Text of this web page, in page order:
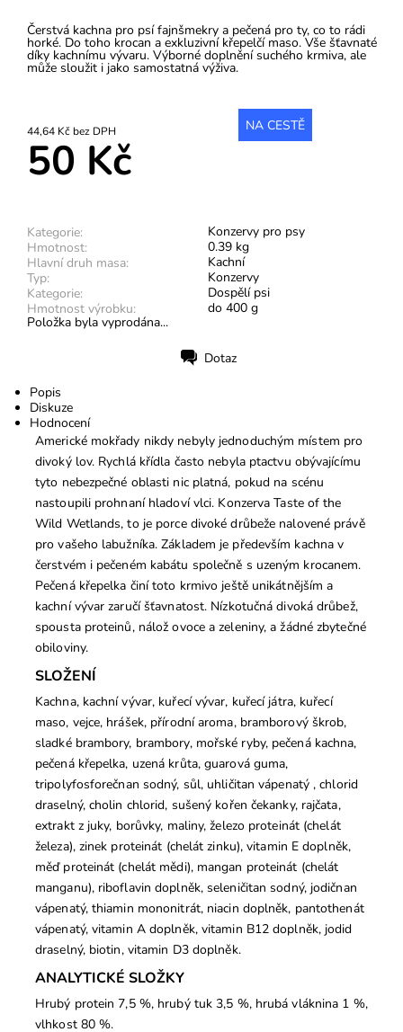
Čerstvá kachna pro psí fajnšmekry a pečená pro ty, co to rádi
horké. Do toho krocan a exkluzivní křepelčí maso. Vše šťavnaté
díky kachnímu vývaru. Výborné doplnění suchého krmiva, ale
může sloužit i jako samostatná výživa.
44,64 Kč bez DPH NA CESTĚ
50 Kč
Kategorie:
Konzervy pro psy
Hmotnost:
0.39 kg
Hlavní druh masa:
Kachní
Typ:
Konzervy
Kategorie:
Dospělí psi
Hmotnost výrobku:
do 400 g
Položka byla vyprodána...
Dotaz
Popis
Diskuze
Hodnocení
Americké mokřady nikdy nebyly jednoduchým místem pro
divoký lov. Rychlá křídla často nebyla ptactvu obývajícímu
tyto nebezpečné oblasti nic platná, pokud na scénu
nastoupili prohnaní hladoví vlci. Konzerva Taste of the
Wild Wetlands, to je porce divoké drůbeže nalovené právě
pro vašeho labužníka. Základem je především kachna v
čerstvém i pečeném kabátu společně s uzeným krocanem.
Pečená křepelka činí toto krmivo ještě unikátnějším a
kachní vývar zaručí šťavnatost. Nízkotučná divoká drůbež,
spousta proteinů, nálož ovoce a zeleniny, a žádné zbytečné
obiloviny.
SLOŽENÍ
Kachna, kachní vývar, kuřecí vývar, kuřecí játra, kuřecí
maso, vejce, hrášek, přírodní aroma, bramborový škrob,
sladké brambory, brambory, mořské ryby, pečená kachna,
pečená křepelka, uzená krůta, guarová guma,
tripolyfosforečnan sodný, sůl, uhličitan vápenatý , chlorid
draselný, cholin chlorid, sušený kořen čekanky, rajčata,
extrakt z juky, borůvky, maliny, železo proteinát (chelát
železa), zinek proteinát (chelát zinku), vitamin E doplněk,
měď proteinát (chelát mědi), mangan proteinát (chelát
manganu), riboflavin doplněk, seleničitan sodný, jodičnan
vápenatý, thiamin mononitrát, niacin doplněk, pantothenát
vápenatý, vitamin A doplněk, vitamin B12 doplněk, jodid
draselný, biotin, vitamin D3 doplněk.
ANALYTICKÉ SLOŽKY
Hrubý protein 7,5 %, hrubý tuk 3,5 %, hrubá vláknina 1 %,
vlhkost 80 %.